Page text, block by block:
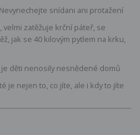
snídani ani protažení
zatěžuje krční páteř, se
jak se 40 kilovým pytlem na krku,
je děti nenosily nesnědené domů
je nejen to, co jíte, ale i kdy to jíte